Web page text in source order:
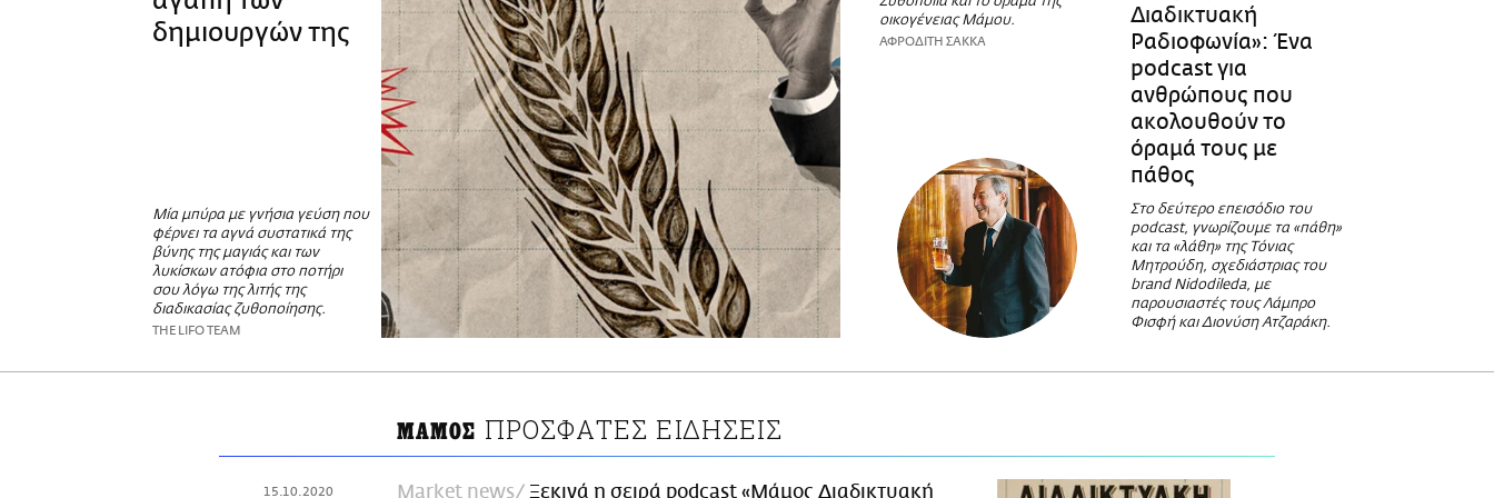
δημιουργών της
Μία μπύρα με γνήσια γεύση που
φέρνει τα αγνά συστατικά της
βύνης της μαγιάς και των
λυκίσκων ατόφια στο ποτήρι
σου λόγω της λιτής της
διαδικασίας ζυθοποίησης.
THE LIFO TEAM
οικογένειας Μάμου.
ΑΦΡΟΔΙΤΗ ΣΑΚΚΑ
Διαδικτυακή
Ραδιοφωνία»: Ένα
podcast για
ανθρώπους που
ακολουθούν το
όραμά τους με
πάθος
Στο δεύτερο επεισόδιο του
podcast, γνωρίζουμε τα «πάθη»
και τα «λάθη» της Τόνιας
Μητρούδη, σχεδιάστριας του
brand Nidodileda, με
παρουσιαστές τους Λάμπρο
Φισφή και Διονύση Ατζαράκη.
ΜΑΜΟΣ ΠΡΟΣΦΑΤΕΣ ΕΙΔΗΣΕΙΣ
15.10.2020 Market news Ξεκινά η σειρά podcast «Μάμος Διαδικτυακή